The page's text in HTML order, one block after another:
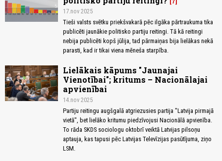
17.nov 2025
Tieši valsts svētku priekšvakarā pēc ilgāka pārtraukuma tika
publicēti jaunākie politisko partiju reitingi. Tā kā reitingi
nebija publicēti kopš jūlija, tad pārmaiņas bija lielākas nekā
parasti, kad ir tikai viena mēneša starpība.
Lielākais kāpums "Jaunajai
Vienotībai"; kritums – Nacionālajai
apvienībai
14.nov 2025
Partiju reitingu augšgalā atgriezusies partija "Latvija pirmajā
vietā", bet lielāko kritumu piedzīvojusi Nacionālā apvienība.
To rāda SKDS sociologu oktobrī veiktā Latvijas pilsoņu
aptauja, kas tapusi pēc Latvijas Televīzijas pasūtījuma, ziņo
LSM.